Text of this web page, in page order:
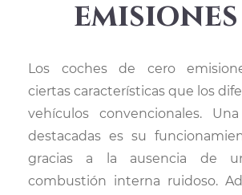
emisiones
Los coches de cero
ciertas características que los
vehículos convencionales.
destacadas es su
gracias a la ausencia de
combustión interna ruidoso.